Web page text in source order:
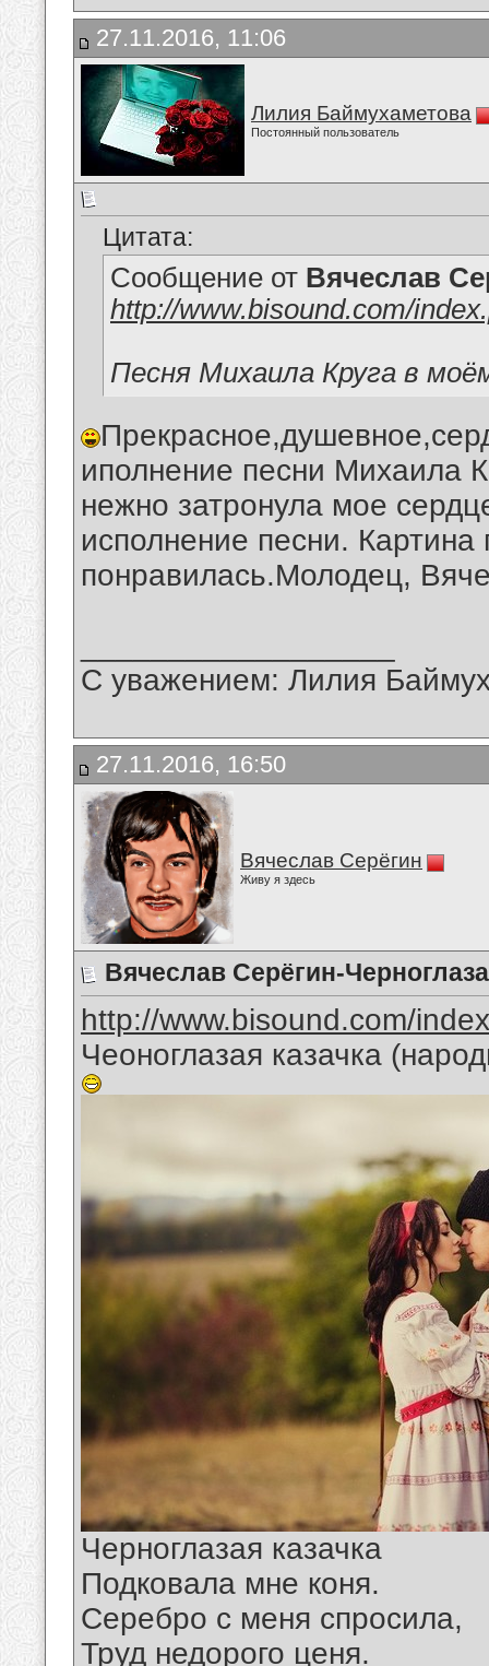
27.11.2016, 11:06
Лилия Баймухаметова
Постоянный пользователь
Цитата:
Сообщение от Вячеслав
http://www.bisound.com/
Песня Михаила Круга в
иполнение песни Михаила
нежно затронула мое
исполнение песни.
понравилась.Молодец,
С уважением: Лилия
27.11.2016, 16:50
Вячеслав Серёгин
Живу я здесь
Вячеслав Серёгин-
http://www.bisound.com/
Чеоноглазая казачка
Черноглазая казачка
Подковала мне коня.
Серебро с меня спросила,
Труд недорого ценя.